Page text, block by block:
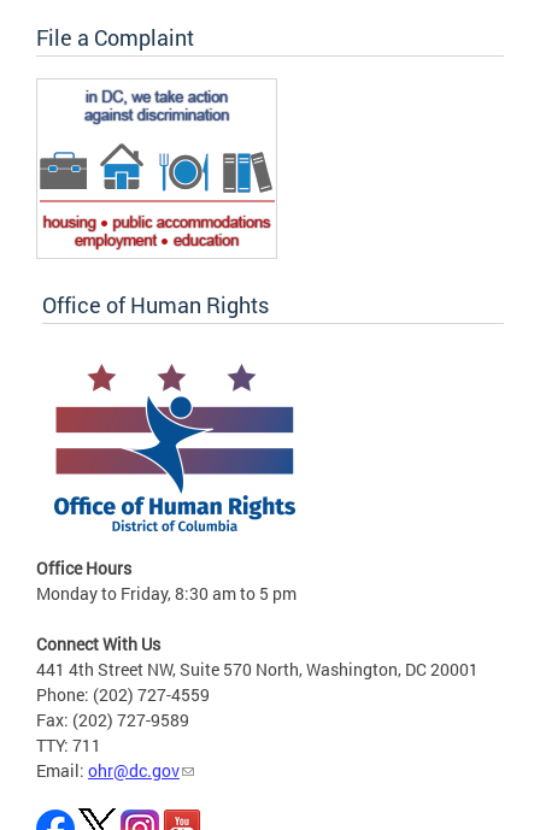
File a Complaint
Office of Human Rights
Office Hours
Monday to Friday, 8:30 am to 5 pm
Connect With Us
441 4th Street NW, Suite 570 North, Washington, DC 20001
Phone: (202) 727-4559
Fax: (202) 727-9589
TTY: 711
Email: ohr@dc.gov